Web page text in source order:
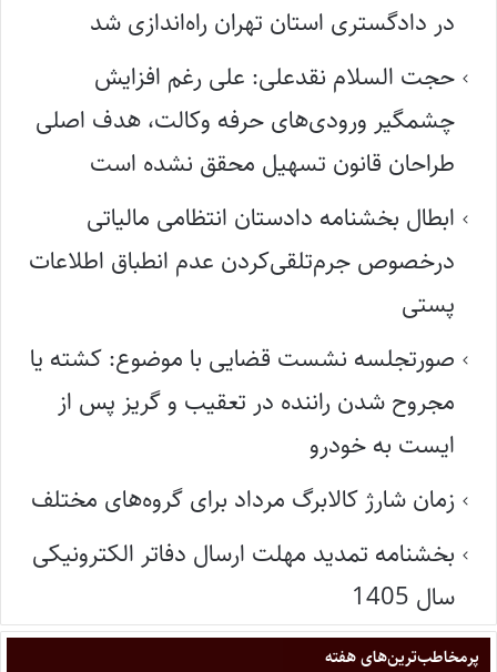
در دادگستری استان تهران راه‌اندازی شد
حجت السلام نقدعلی: علی رغم افزایش
چشمگیر ورودی‌های حرفه وکالت، هدف اصلی
طراحان قانون تسهیل محقق نشده است
ابطال بخشنامه دادستان انتظامی مالیاتی
درخصوص جرم‌تلقی‌کردن عدم انطباق اطلاعات
پستی
صورتجلسه نشست قضایی با موضوع: کشته یا
مجروح شدن راننده در تعقیب و گریز پس از
ایست به خودرو
زمان شارژ کالابرگ مرداد برای گروه‌های مختلف
بخشنامه تمدید مهلت ارسال دفاتر الکترونیکی
سال 1405
پر‌مخاطب‌ترین‌های هفته